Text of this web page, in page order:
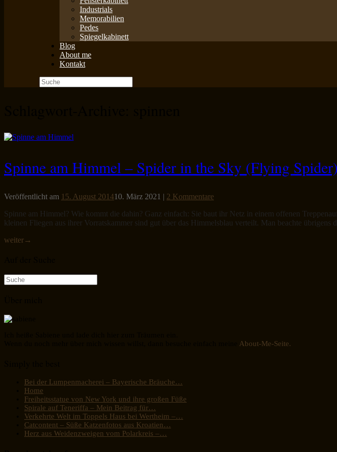
Industrials
Memorabilien
Pedes
Spiegelkabinett
Blog
About me
Kontakt
Suche
nach:
Spinne am Himmel – Spider in the Sky (Flying Spider)
Veröffentlicht am 15. August 201410. März 2021 | 2 Kommentare
Spinne am Himmel? Wie kommt die dahin? Ganz einfach: Sie baut ihr Netz in einem offenen
kleinen Fliegen aus ihrer Vorratskammer sind gut über das Himmelsblau verteilt. Man beachte
weiter→
Suche
nach:
About-Me-Seite.
Bei der Lumpenmacherei – Bayerische Bräuche…
Home
Freiheitsstatue von New York und ihre großen Füße
Spirale auf Teneriffa – Mein Beitrag für…
Verkehrte Welt im Toppels Haus bei Wertheim –…
Catcontent – Süße Katzenfotos aus Kroatien…
Herz aus Weidenzweigen vom Polarkreis –…